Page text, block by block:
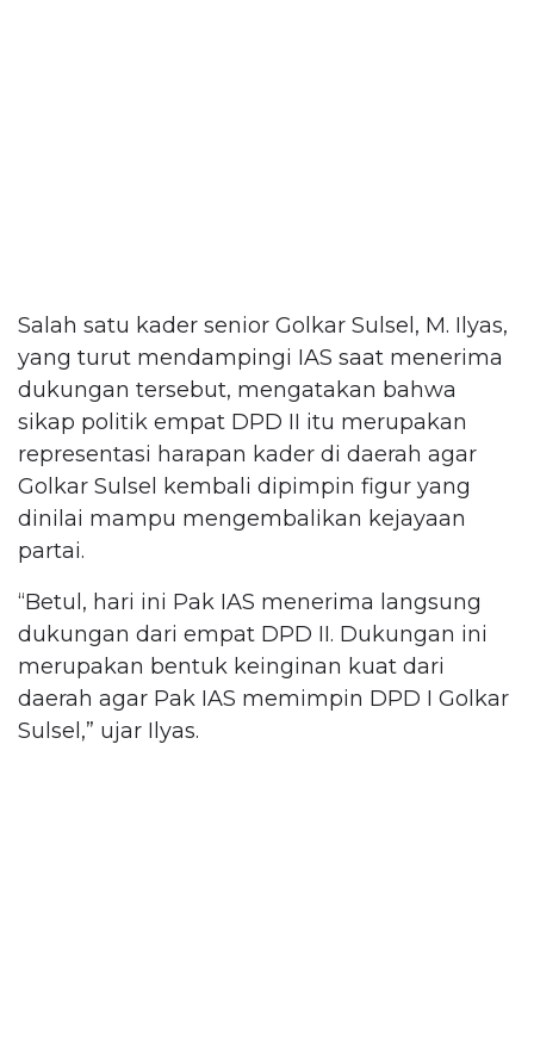
Salah satu kader senior Golkar Sulsel, M. Ilyas,
yang turut mendampingi IAS saat menerima
dukungan tersebut, mengatakan bahwa
sikap politik empat DPD II itu merupakan
representasi harapan kader di daerah agar
Golkar Sulsel kembali dipimpin figur yang
dinilai mampu mengembalikan kejayaan
partai.
“Betul, hari ini Pak IAS menerima langsung
dukungan dari empat DPD II. Dukungan ini
merupakan bentuk keinginan kuat dari
daerah agar Pak IAS memimpin DPD I Golkar
Sulsel,” ujar Ilyas.